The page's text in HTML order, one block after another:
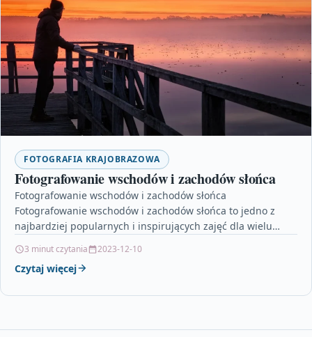
FOTOGRAFIA KRAJOBRAZOWA
Fotografowanie wschodów i zachodów słońca
Fotografowanie wschodów i zachodów słońca
Fotografowanie wschodów i zachodów słońca to jedno z
najbardziej popularnych i inspirujących zajęć dla wielu
3 minut czytania 2023-12-10
Czytaj więcej